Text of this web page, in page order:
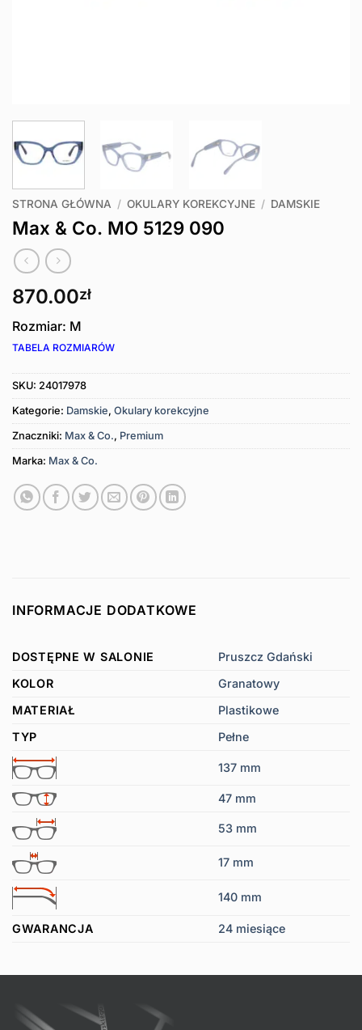
STRONA GŁÓWNA / OKULARY KOREKCYJNE / DAMSKIE
Max & Co. MO 5129 090
870.00zł
Rozmiar: M
TABELA ROZMIARÓW
SKU: 24017978
Kategorie: Damskie, Okulary korekcyjne
Znaczniki: Max & Co., Premium
Marka: Max & Co.
INFORMACJE DODATKOWE
DOSTĘPNE W SALONIE
Pruszcz Gdański
KOLOR
Granatowy
MATERIAŁ
Plastikowe
TYP
Pełne
137 mm
47 mm
53 mm
17 mm
140 mm
GWARANCJA 24 miesiące